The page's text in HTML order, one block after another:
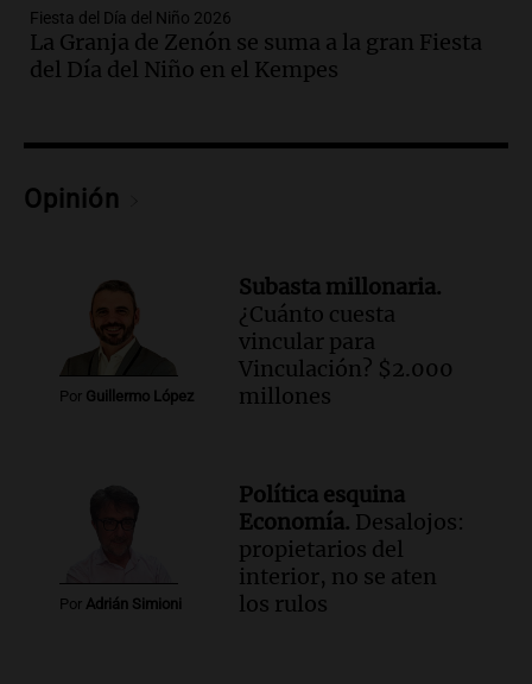
Episodios
Audio.Gabriela Irrazábal: “Un 35,5% de
la población del país fue a templos a
Episodios
Audio.
sobre la muerte del kitesurfista en
Episodios
Audio.
José Roccuzzo, cortes de carne y
compras de Antonella: bromas en
Rosario.
compras de Antonella: bromas en
Rosario.
Viva la Radio Rosario
Episodios
Audio.Luciano Cáceres llega a Córdoba a
Fiesta del Día del Niño 2026
La Granja de Zenón se suma a la gran Fiesta
del Día del Niño en el Kempes
Opinión
Por Guillermo López
Subasta millonaria.
¿Cuánto cuesta
vincular para
Vinculación? $2.000
millones
Por Adrián Simioni
Política esquina
Economía. Desalojos:
propietarios del
interior, no se aten
los rulos